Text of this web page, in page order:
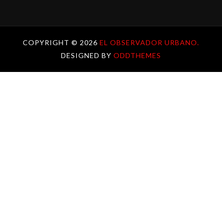
COPYRIGHT © 2026 EL OBSERVADOR URBANO.
DESIGNED BY ODDTHEMES